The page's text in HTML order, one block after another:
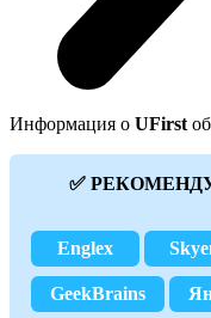
Информация о UFirst
✅
Englex
GeekBrains